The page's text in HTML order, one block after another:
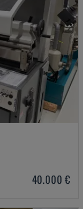
40.000 €